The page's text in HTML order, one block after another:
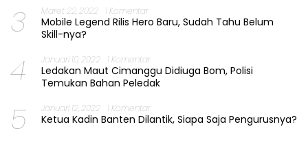
3 Maret 22, 2022 1 Komentar
Mobile Legend Rilis Hero Baru, Sudah Tahu Belum
Skill-nya?
4 Januari 10, 2022 1 Komentar
Ledakan Maut Cimanggu Didiuga Bom, Polisi
Temukan Bahan Peledak
5 Januari 12, 2022 1 Komentar
Ketua Kadin Banten Dilantik, Siapa Saja Pengurusnya?